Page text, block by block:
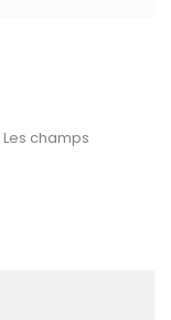
Les champs